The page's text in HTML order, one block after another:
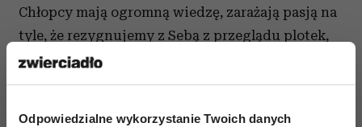
Odpowiedzialne wykorzystanie Twoich danych
Chłopcy mają ogromną wiedzę, zarażają pasją na
tyle, że rezygnujemy z Sebą z przeglądu plotek,
a wsłuchujemy się w ich opowieści
z zainteresowaniem.
Czy Warszawa doceni niuanse smaku, zapachu